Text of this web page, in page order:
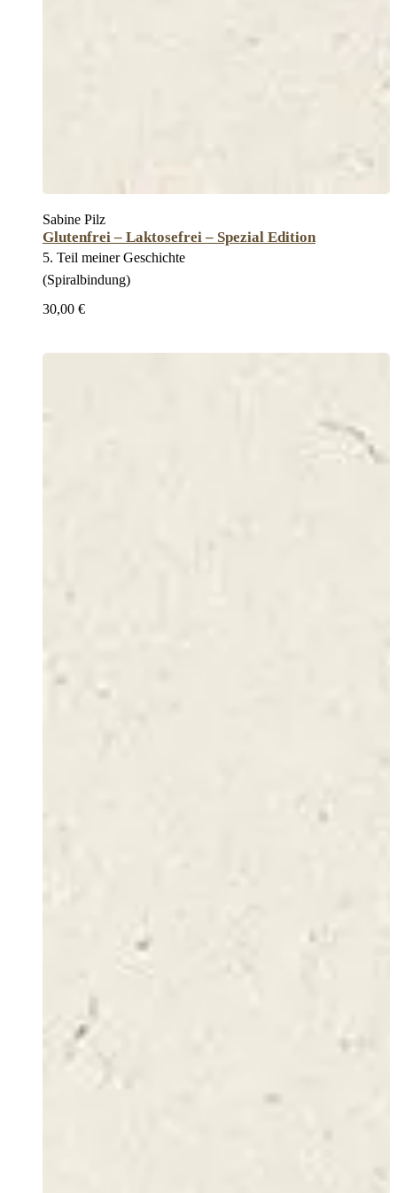
Sabine Pilz
Glutenfrei – Laktosefrei – Spezial Edition
5. Teil meiner Geschichte
(Spiralbindung)
30,00 €